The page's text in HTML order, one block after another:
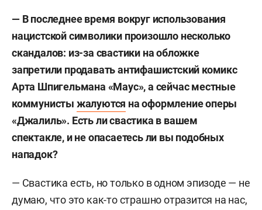
— В последнее время вокруг использования
нацистской символики произошло несколько
скандалов: из-за свастики на обложке
запретили продавать антифашистский комикс
Арта Шпигельмана «Маус», а сейчас местные
коммунисты жалуются на оформление оперы
«Джалиль». Есть ли свастика в вашем
спектакле, и не опасаетесь ли вы подобных
нападок?
— Свастика есть, но только в одном эпизоде — не
думаю, что это как-то страшно отразится на нас,